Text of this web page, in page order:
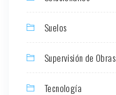
Suelos
Supervisión de Obras
Tecnología